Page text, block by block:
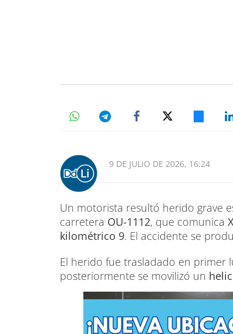
9 DE JULIO DE 2026, 16:24
Un motorista resultó herido grave
carretera OU-1112, que comunica
kilométrico 9. El accidente se
El herido fue trasladado en primer
posteriormente se movilizó un